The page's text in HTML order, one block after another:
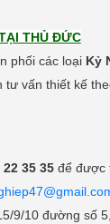
THỦ ĐỨC
phối các loại Kỷ
vấn thiết kế
22 35 35 để được
9/10 đường số